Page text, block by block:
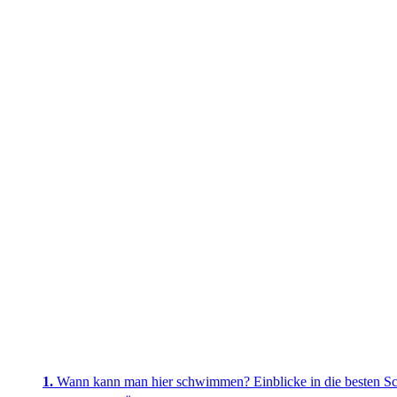
Wann kann man hier schwimmen? Einblicke in die besten